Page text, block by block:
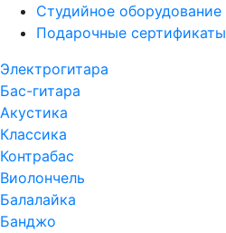
Студийное оборудование
Подарочные сертификаты
Электрогитара
Бас-гитара
Акустика
Классика
Контрабас
Виолончель
Балалайка
Банджо